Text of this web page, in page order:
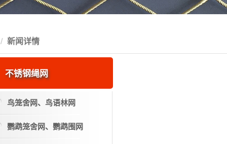
新闻详情
不锈钢绳网
鸟笼舍网、鸟语林网
鹦鹉笼舍网、鹦鹉围网